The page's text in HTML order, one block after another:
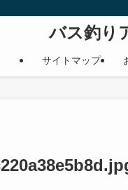
バス釣り
サイトマップ